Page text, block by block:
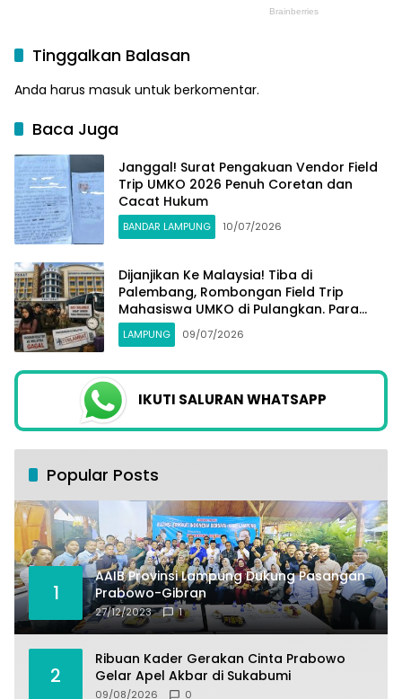
Tinggalkan Balasan
Anda harus masuk untuk berkomentar.
Baca Juga
Janggal! Surat Pengakuan Vendor Field
Trip UMKO 2026 Penuh Coretan dan
Cacat Hukum
BANDAR LAMPUNG 10/07/2026
Dijanjikan Ke Malaysia! Tiba di
Palembang, Rombongan Field Trip
Mahasiswa UMKO di Pulangkan. Para
Wali Minta APH Usut Tuntas
LAMPUNG 09/07/2026
IKUTI SALURAN WHATSAPP
Popular Posts
1
AAIB Provinsi Lampung Dukung Pasangan
Prabowo-Gibran
27/12/2023 1
2
Ribuan Kader Gerakan Cinta Prabowo
Gelar Apel Akbar di Sukabumi
09/08/2026 0